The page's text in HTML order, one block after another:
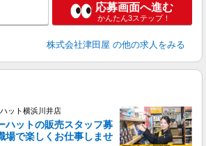
応募画面へ進む
かんたん3ステップ！
株式会社津田屋 の他の求人をみる
ット横浜川井店
ットの販売スタッフ募
場で楽しくお仕事しませ